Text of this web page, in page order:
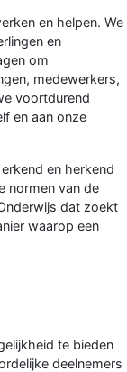
en helpen. We
en
om
medewerkers,
voortdurend
en aan onze
en herkend
normen van de
dat zoekt
waarop een
te bieden
deelnemers